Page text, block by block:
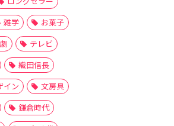
雑学
お菓子
テレビ
織田信長
イン
文房具
鎌倉時代